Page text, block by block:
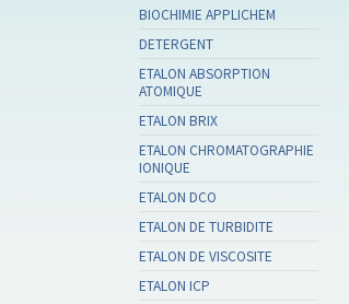
BIOCHIMIE APPLICHEM
DETERGENT
ETALON ABSORPTION
ATOMIQUE
ETALON BRIX
ETALON CHROMATOGRAPHIE
IONIQUE
ETALON DCO
ETALON DE TURBIDITE
ETALON DE VISCOSITE
ETALON ICP